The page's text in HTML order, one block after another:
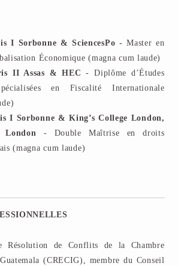
I Sorbonne & SciencesPo -Master en
Économique (magna cum laude)
II Assas & HEC - Diplôme d’Études
en Fiscalité Internationale
I Sorbonne & King’s College London,
- Double Maîtrise en droits
(magna cum laude)
Résolution de Conflits de la Chambre
(CRECIG), membre du Conseil